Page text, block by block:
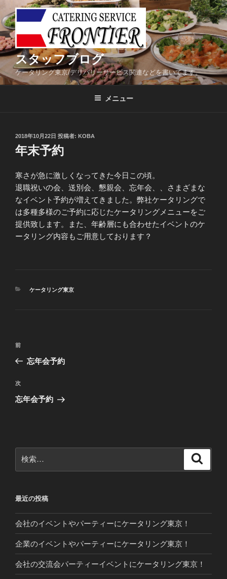
コ
ン
テ
ン
ツ
へ
ス
スタッフブログ
ケータリング東京/デリバリーサービス関連などを書いてます。
メニュー
投
稿
日:
2018年10月22日 投稿者: KOBA
年末予約
寒さが急に激しくなってきた今日この頃。
退職祝いの会、送別会、懇親会、忘年会、、さまざまな
なイベント予約が増えてきました。弊社ケータリングで
は多種多様のご予約に応じたケータリングメニューをご
提供致します。また、年齢層にも合わせたイベントのケ
ータリング内容もご用意しております？
カ
ケータリング東京
投
ビ
ゲ
ン
前
の
稿
前
忘年会予約
次
の
次
忘年会予約
索:
最近の投稿
会社のイベントやパーティーにケータリング東京！
企業のイベントやパーティーにケータリング東京！
会社の交流会パーティーイベントにケータリング東京！